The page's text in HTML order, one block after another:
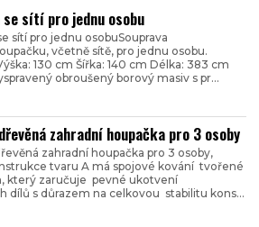
se sítí pro jednu osobu
sítí pro jednu osobuSouprava
včetně sítě, pro jednu osobu.
130 cm Šířka: 140 cm Délka: 383 cm
obroušený borový masiv s pr...
zahradní houpačka pro 3 osoby
zahradní houpačka pro 3 osoby,
tvaru A má spojové kování tvořené
který zaručuje pevné ukotvení
dílů s důrazem na celkovou stabilitu kons...